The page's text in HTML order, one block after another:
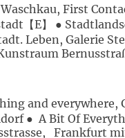
First
【E】 ●
Leben, Galerie
and everywhere,
● A Bit Of
Frankfurt